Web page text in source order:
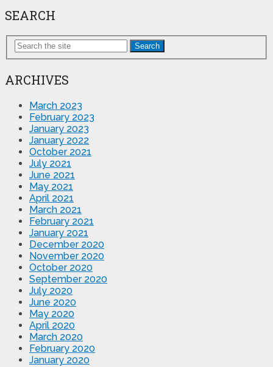
SEARCH
Search
ARCHIVES
March 2023
February 2023
January 2023
January 2022
October 2021
July 2021
June 2021
May 2021
April 2021
March 2021
February 2021
January 2021
December 2020
November 2020
October 2020
September 2020
July 2020
June 2020
May 2020
April 2020
March 2020
February 2020
January 2020